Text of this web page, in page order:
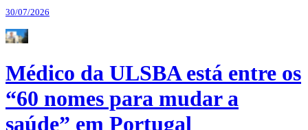
30/07/2026
Médico da ULSBA está entre os
“60 nomes para mudar a
saúde” em Portugal